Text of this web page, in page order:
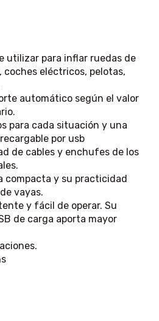
utilizar para inflar ruedas de
eléctricos, pelotas,
automático según el valor
para cada situación y una
por usb
de cables y enchufes de los
compacta y su practicidad
vayas.
y fácil de operar. Su
de carga aporta mayor